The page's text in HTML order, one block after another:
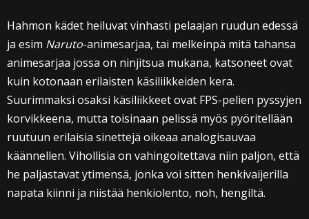
Hahmon kädet heiluvat vinhasti pelaajan ruudun edessä
ja esim Naruto-animesarjaa, tai melkeinpä mitä tahansa
animesarjaa jossa on ninjitsua mukana, katsoneet ovat
kuin kotonaan erilaisten käsiliikkeiden kera.
Suurimmaksi osaksi käsiliikkeet ovat FPS-pelien pyssyjen
korvikkeena, mutta toisinaan pelissä myös pyöritellään
ruutuun erilaisia sinettejä oikeaa analogisauvaa
käännellen. Vihollisia on vahingoitettava niin paljon, että
he paljastavat ytimensä, jonka voi sitten henkivaijerilla
napata kiinni ja niistää henkiolento, noh, hengiltä.